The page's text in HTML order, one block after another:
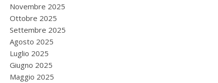
Novembre 2025
Ottobre 2025
Settembre 2025
Agosto 2025
Luglio 2025
Giugno 2025
Maggio 2025